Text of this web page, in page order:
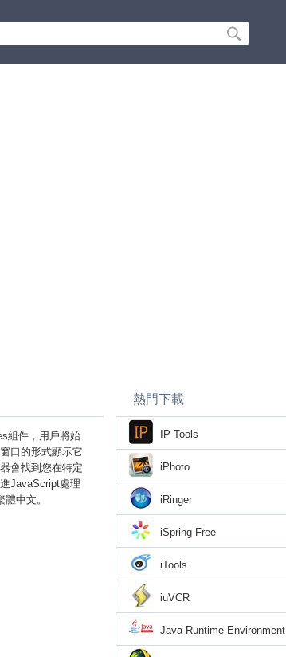
組件，用戶將始
口的形式顯示它
會找到您在特定
JavaScript處理
中文。
熱門下載
IP Tools
iPhoto
iRinger
iSpring Free
iTools
iuVCR
Java Runtime Environment